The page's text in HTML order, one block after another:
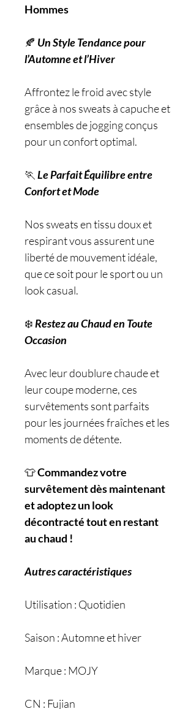
Hommes
🍂 Un Style Tendance pour
l’Automne et l’Hiver
Affrontez le froid avec style
grâce à nos sweats à capuche et
ensembles de jogging conçus
pour un confort optimal.
🏃 Le Parfait Équilibre entre
Confort et Mode
Nos sweats en tissu doux et
respirant vous assurent une
liberté de mouvement idéale,
que ce soit pour le sport ou un
look casual.
❄️Restez au Chaud en Toute
Occasion
Avec leur doublure chaude et
leur coupe moderne, ces
survêtements sont parfaits
pour les journées fraîches et les
moments de détente.
👕Commandez votre
survêtement dès maintenant
et adoptez un look
décontracté tout en restant
au chaud !
Autres caractéristiques
Utilisation : Quotidien
Saison : Automne et hiver
Marque : MOJY
CN : Fujian